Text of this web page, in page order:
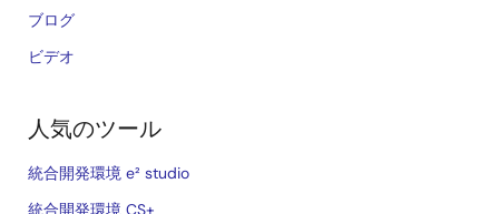
ブログ
ビデオ
人気のツール
統合開発環境 e² studio
統合開発環境 CS+